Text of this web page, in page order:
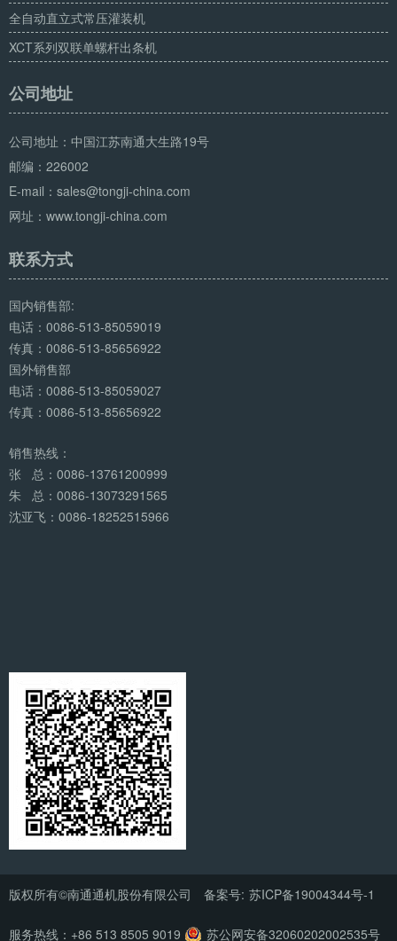
全自动直立式常压灌装机
XCT系列双联单螺杆出条机
公司地址
公司地址：中国江苏南通大生路19号
邮编：226002
E-mail：sales@tongji-china.com
网址：www.tongji-china.com
联系方式
国内销售部:
电话：0086-513-85059019
传真：0086-513-85656922
国外销售部
电话：0086-513-85059027
传真：0086-513-85656922
销售热线：
张 总：0086-13761200999
朱 总：0086-13073291565
沈亚飞：0086-18252515966
版权所有©南通通机股份有限公司 备案号: 苏ICP备19004344号-1
服务热线：+86 513 8505 9019 苏公网安备32060202002535号